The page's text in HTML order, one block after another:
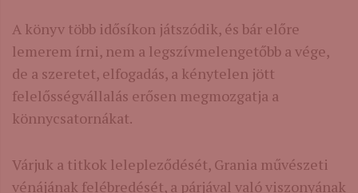
A könyv több idősíkon játszódik, és bár előre
lemerem írni, nem a legszívmelengetőbb a vége,
de a szeretet, elfogadás, a kénytelen jött
felelősségvállalás erősen megmozgatja a
könnycsatornákat.
Várjuk a titkok lelepleződését, Grania művészeti
vénájának felébredését, a párjával való viszonyának